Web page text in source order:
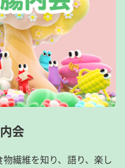
会
繊維を知り、語り、楽し